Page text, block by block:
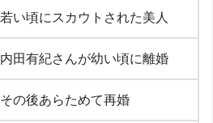
若い頃にスカウトされた美人
内田有紀さんが幼い頃に離婚
その後あらためて再婚